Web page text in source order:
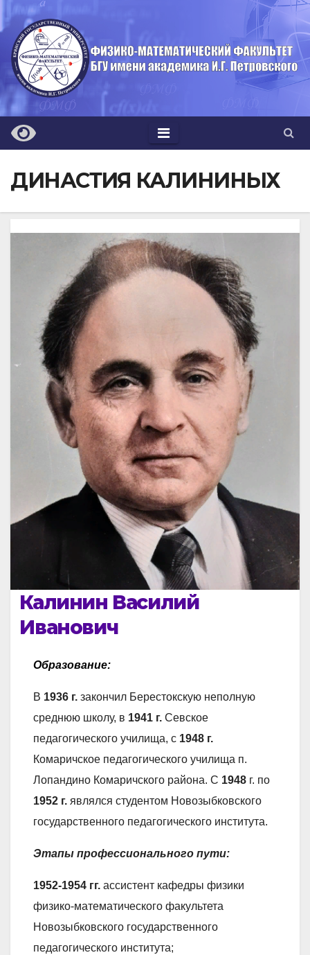
Перейти
к
содержимому
ДИНАСТИЯ КАЛИНИНЫХ
Калинин Василий
Иванович
Образование:
В 1936 г. закончил Берестокскую неполную
среднюю школу, в 1941 г. Севское
педагогического училища, с 1948 г.
Комаричское педагогического училища п.
Лопандино Комаричского района. С 1948 г. по
1952 г. являлся студентом Новозыбковского
государственного педагогического института.
Этапы профессионального пути:
1952-1954 гг. ассистент кафедры физики
физико-математического факультета
Новозыбковского государственного
педагогического института;